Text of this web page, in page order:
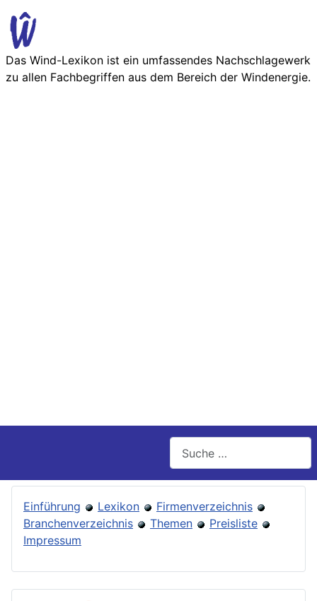
Das Wind-Lexikon ist ein umfassendes Nachschlage­werk
zu allen Fachbegriffen aus dem Bereich der Wind­energie.
Einführung Lexikon
Firmenverzeichnis
Branchenverzeichnis
Themen
Preisliste
Impressum